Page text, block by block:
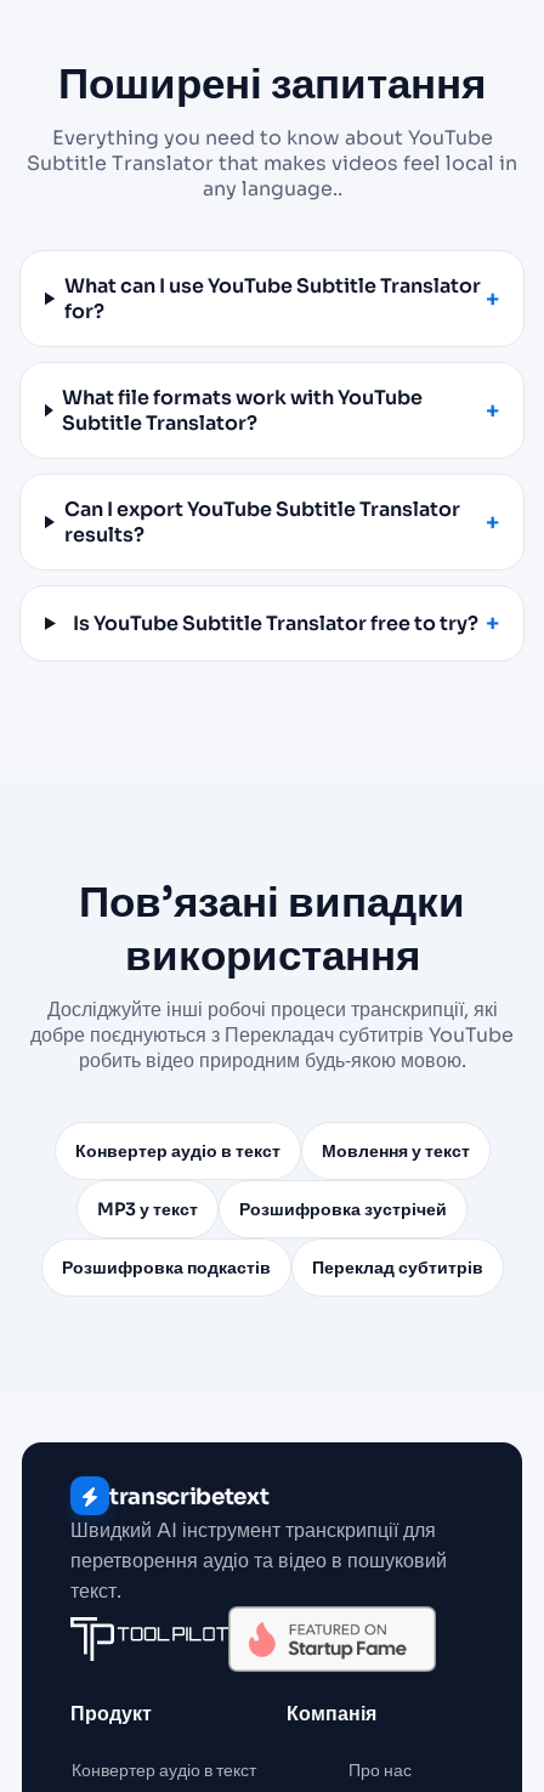
Поширені запитання
Everything you need to know about YouTube
Subtitle Translator that makes videos feel local in
any language..
What can I use YouTube Subtitle Translator
for?
What file formats work with YouTube
Subtitle Translator?
Can I export YouTube Subtitle Translator
results?
Is YouTube Subtitle Translator free to try?
Пов’язані випадки
використання
Досліджуйте інші робочі процеси транскрипції, які
добре поєднуються з Перекладач субтитрів YouTube
робить відео природним будь‑якою мовою.
Конвертер аудіо в текст Мовлення у текст
MP3 у текст Розшифровка зустрічей
Розшифровка подкастів Переклад субтитрів
transcribetext
Швидкий AI інструмент транскрипції для
перетворення аудіо та відео в пошуковий
текст.
Продукт
Конвертер аудіо в текст
Компанія
Про нас